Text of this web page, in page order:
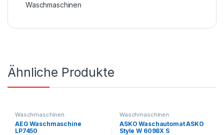
Waschmaschinen
Ähnliche Produkte
Waschmaschinen
AEG Waschmaschine
LP7450
Waschmaschinen
ASKO Waschautomat ASKO
Style W 6098X S